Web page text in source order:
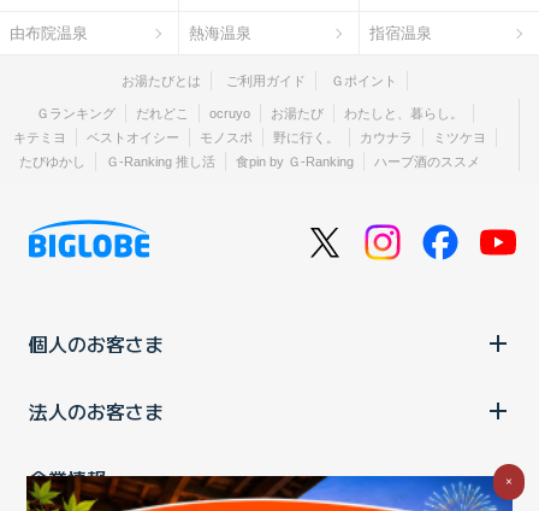
由布院温泉 熱海温泉 指宿温泉
お湯たびとは ご利用ガイド Ｇポイント
Ｇランキング だれどこ ocruyo お湯たび
わたしと、暮らし。
キテミヨ
ベストオイシー モノスポ 野に行く。 カウナラ
ミツケヨ
たびゆかし
Ｇ-Ranking 推し活 食pin by Ｇ-Ranking ハーブ酒のススメ
個人のお客さま
法人のお客さま
企業情報 ×